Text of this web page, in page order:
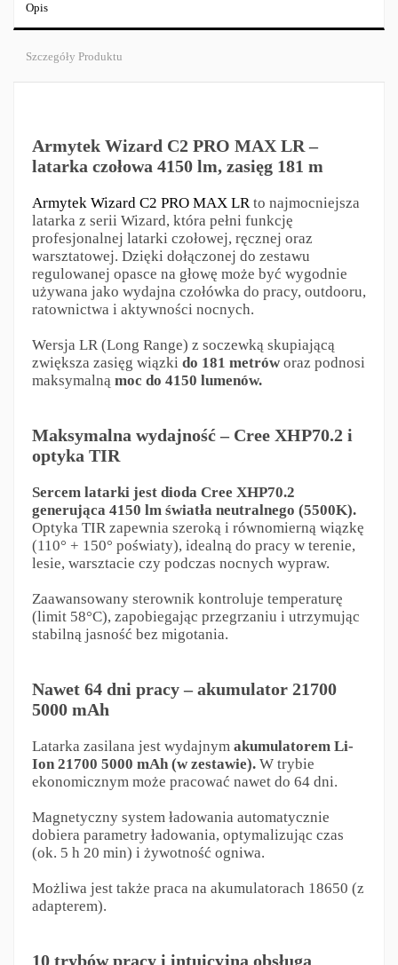
Opis
Szczegóły Produktu
Armytek Wizard C2 PRO MAX LR –
latarka czołowa 4150 lm, zasięg 181 m
Armytek Wizard C2 PRO MAX LR to najmocniejsza
latarka z serii Wizard, która pełni funkcję
profesjonalnej latarki czołowej, ręcznej oraz
warsztatowej. Dzięki dołączonej do zestawu
regulowanej opasce na głowę może być wygodnie
używana jako wydajna czołówka do pracy, outdooru,
ratownictwa i aktywności nocnych.
Wersja LR (Long Range) z soczewką skupiającą
zwiększa zasięg wiązki do 181 metróworaz podnosi
maksymalną moc do 4150 lumenów.
Maksymalna wydajność – Cree XHP70.2 i
optyka TIR
Sercem latarki jest dioda Cree XHP70.2
generująca 4150 lm światła neutralnego (5500K).
Optyka TIR zapewnia szeroką i równomierną wiązkę
(110° + 150° poświaty), idealną do pracy w terenie,
lesie, warsztacie czy podczas nocnych wypraw.
Zaawansowany sterownik kontroluje temperaturę
(limit 58°C), zapobiegając przegrzaniu i utrzymując
stabilną jasność bez migotania.
Nawet 64 dni pracy – akumulator 21700
5000 mAh
Latarka zasilana jest wydajnym akumulatorem Li-
Ion 21700 5000 mAh (w zestawie).W trybie
ekonomicznym może pracować nawet do 64 dni.
Magnetyczny system ładowania automatycznie
dobiera parametry ładowania, optymalizując czas
(ok. 5 h 20 min) i żywotność ogniwa.
Możliwa jest także praca na akumulatorach 18650 (z
adapterem).
10 trybów pracy i intuicyjna obsługa